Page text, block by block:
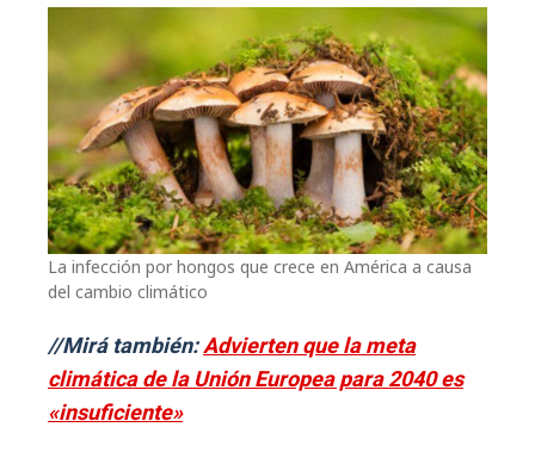
La infección por hongos que crece en América a causa
del cambio climático
//Mirá también:Advierten que la meta
climática de la Unión Europea para 2040 es
«insuficiente»